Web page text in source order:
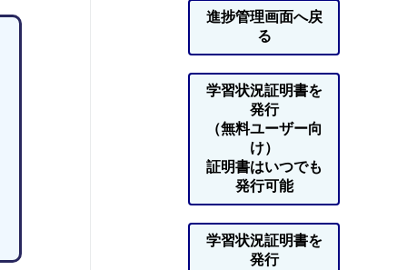
進捗管理画面へ戻
る
学習状況証明書を
発行
（無料ユーザー向
け）
証明書はいつでも
発行可能
学習状況証明書を
発行